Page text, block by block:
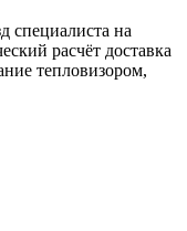
специалиста на
расчёт доставка
тепловизором,